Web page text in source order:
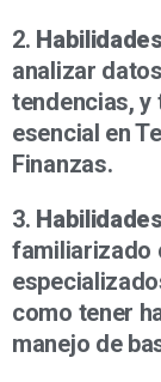
2.
analizar
tendencias,
esencial en
Finanzas.
3.
familiarizado
como tener
manejo de